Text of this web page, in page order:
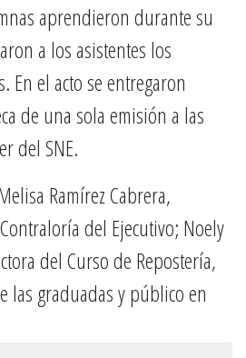
aprendieron durante su
a los asistentes los
En el acto se entregaron
de una sola emisión a las
del SNE.
Ramírez Cabrera,
del Ejecutivo; Noely
del Curso de Repostería,
las graduadas y público en